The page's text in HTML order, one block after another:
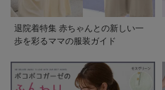
退院着特集 赤ちゃんとの新しい一
歩を彩るママの服装ガイド